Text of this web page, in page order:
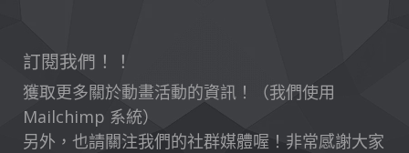
訂閱我們！！
獲取更多關於動畫活動的資訊！（我們使用
Mailchimp 系統）
另外，也請關注我們的社群媒體喔！非常感謝大家